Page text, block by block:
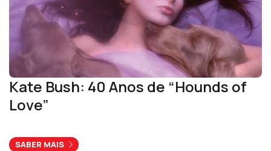
Kate Bush: 40 Anos de “Hounds of
Love”
SABER MAIS